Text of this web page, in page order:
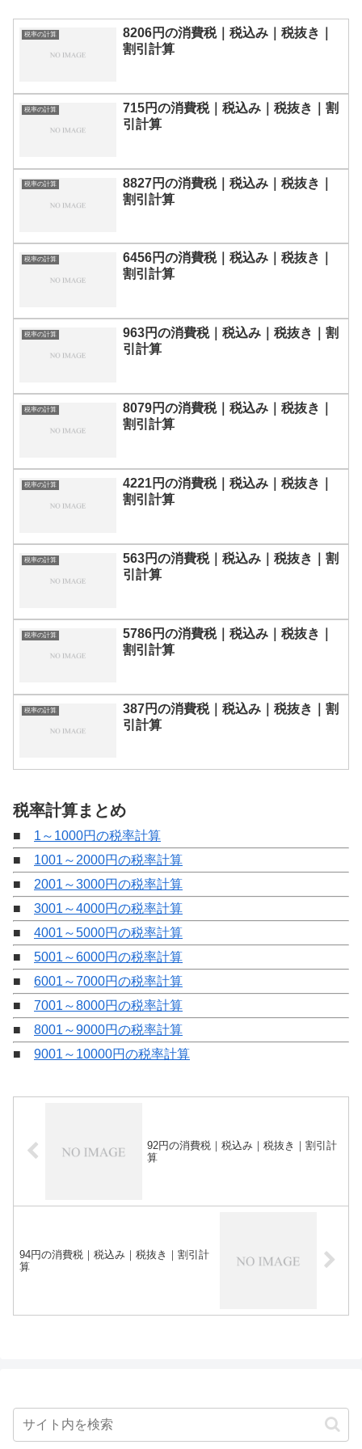
税率の計算
8206円の消費税｜税込み｜税抜き｜
割引計算
税率の計算
715円の消費税｜税込み｜税抜き｜割
引計算
税率の計算
8827円の消費税｜税込み｜税抜き｜
割引計算
税率の計算
6456円の消費税｜税込み｜税抜き｜
割引計算
税率の計算
963円の消費税｜税込み｜税抜き｜割
引計算
税率の計算
8079円の消費税｜税込み｜税抜き｜
割引計算
税率の計算
4221円の消費税｜税込み｜税抜き｜
割引計算
税率の計算
563円の消費税｜税込み｜税抜き｜割
引計算
税率の計算
5786円の消費税｜税込み｜税抜き｜
割引計算
税率の計算
387円の消費税｜税込み｜税抜き｜割
引計算
税率計算まとめ
■ 1～1000円の税率計算
■ 1001～2000円の税率計算
■ 2001～3000円の税率計算
■ 3001～4000円の税率計算
■ 4001～5000円の税率計算
■ 5001～6000円の税率計算
■ 6001～7000円の税率計算
■ 7001～8000円の税率計算
■ 8001～9000円の税率計算
■ 9001～10000円の税率計算
92円の消費税｜税込み｜税抜き｜割引計
算
94円の消費税｜税込み｜税抜き｜割引計
算